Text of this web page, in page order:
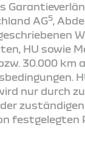
AG5,
HU sowie
30.000 km
nur durch
zuständigen
festgelegten